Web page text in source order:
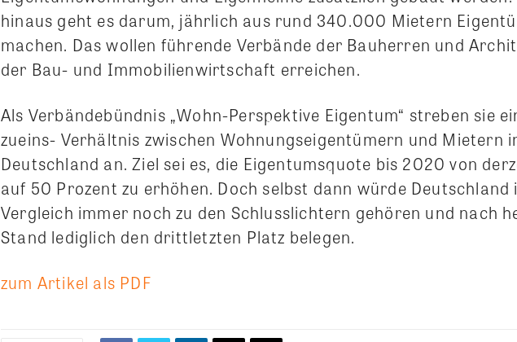
hinaus geht es darum, jährlich aus rund 340.000 Mietern
machen. Das wollen führende Verbände der Bauherren und
der Bau- und Immobilienwirtschaft erreichen.
Als Verbändebündnis „Wohn-Perspektive Eigentum“ streben sie
zueins- Verhältnis zwischen Wohnungseigentümern und Mietern
Deutschland an. Ziel sei es, die Eigentumsquote bis 2020 von
auf 50 Prozent zu erhöhen. Doch selbst dann würde Deutschland
Vergleich immer noch zu den Schlusslichtern gehören und nach
Stand lediglich den drittletzten Platz belegen.
zum Artikel als PDF